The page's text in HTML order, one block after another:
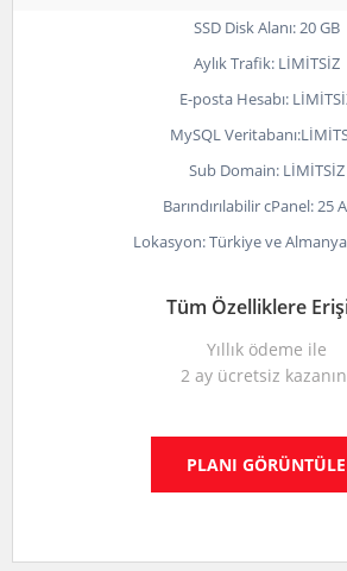
SSD Disk Alanı: 20 GB
Aylık Trafik: LİMİTSİZ
E-posta Hesabı:
MySQL
Sub Domain: LİMİTSİZ
Barındırılabilir cPanel: 25
Lokasyon: Türkiye ve
Tüm Özelliklere
Yıllık ödeme ile
2 ay ücretsiz
PLANI GÖRÜNTÜLE